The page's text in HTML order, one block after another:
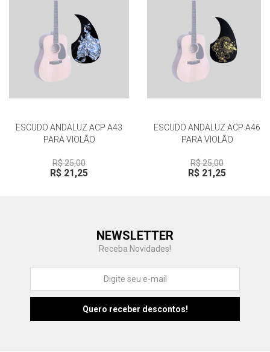
ESCUDO ANDALUZ ACP A43
PARA VIOLÃO
R$ 25,00
R$ 21,25
ESCUDO ANDALUZ ACP A46
PARA VIOLÃO
R$ 25,00
R$ 21,25
NEWSLETTER
Receba Novidades!
Fu Fujisom